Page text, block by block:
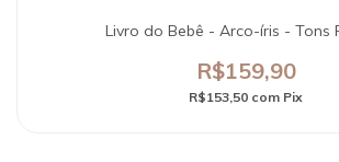
Livro do Bebê - Arco-íris - Tons
R$159,90
R$153,50 com Pix